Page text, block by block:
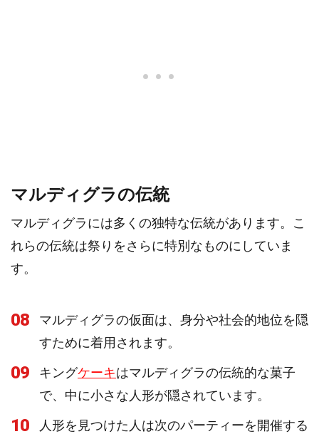
マルディグラの伝統
マルディグラには多くの独特な伝統があります。こ
れらの伝統は祭りをさらに特別なものにしていま
す。
08
マルディグラの仮面は、身分や社会的地位を隠
すために着用されます。
09 キングケーキはマルディグラの伝統的な菓子
で、中に小さな人形が隠されています。
10
人形を見つけた人は次のパーティーを開催する